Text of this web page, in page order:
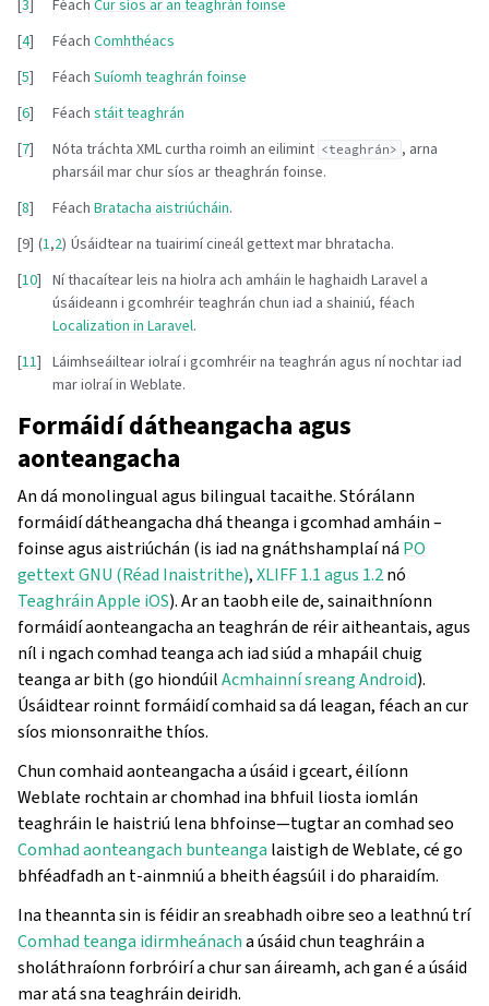
3 Féach Cur síos ar an teaghrán foinse
[4] Féach Comhthéacs
[5] Féach Suíomh teaghrán foinse
[6] Féach stáit teaghrán
[7] Nóta tráchta XML curtha roimh an eilimint <teaghrán> , arna
pharsáil mar chur síos ar theaghrán foinse.
[8] Féach Bratacha aistriúcháin.
[9] (1,2) Úsáidtear na tuairimí cineál gettext mar bhratacha.
[10] Ní thacaítear leis na hiolra ach amháin le haghaidh Laravel a
úsáideann i gcomhréir teaghrán chun iad a shainiú, féach
Localization in Laravel.
[11] Láimhseáiltear iolraí i gcomhréir na teaghrán agus ní nochtar iad
mar iolraí in Weblate.
Formáidí dátheangacha agus
aonteangacha
An dá monolingual agus bilingual tacaithe. Stórálann
formáidí dátheangacha dhá theanga i gcomhad amháin –
foinse agus aistriúchán (is iad na gnáthshamplaí ná PO
gettext GNU (Réad Inaistrithe),XLIFF 1.1 agus 1.2nó
Teaghráin Apple iOS). Ar an taobh eile de, sainaithníonn
formáidí aonteangacha an teaghrán de réir aitheantais, agus
níl i ngach comhad teanga ach iad siúd a mhapáil chuig
teanga ar bith (go hiondúilAcmhainní sreang Android).
Úsáidtear roinnt formáidí comhaid sa dá leagan, féach an cur
síos mionsonraithe thíos.
Chun comhaid aonteangacha a úsáid i gceart, éilíonn
Weblate rochtain ar chomhad ina bhfuil liosta iomlán
teaghráin le haistriú lena bhfoinse—tugtar an comhad seo
Comhad aonteangach bunteanga laistigh de Weblate, cé go
bhféadfadh an t-ainmniú a bheith éagsúil i do pharaidím.
Ina theannta sin is féidir an sreabhadh oibre seo a leathnú trí
Comhad teanga idirmheánacha úsáid chun teaghráin a
sholáthraíonn forbróirí a chur san áireamh, ach gan é a úsáid
mar atá sna teaghráin deiridh.